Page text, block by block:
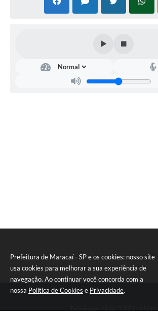
Prefeitura de Maracaí - SP e os cookies: nosso site
usa cookies para melhorar a sua experiência de
navegação. Ao continuar você concorda com a
nossa Política de Cookies e Privacidade.
Telefone: (18) 3371-9500